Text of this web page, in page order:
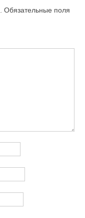
Обязательные поля